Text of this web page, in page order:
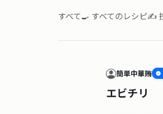
すべて🍳 すべてのレシピ✍️
簡単中華賄
エビチリ